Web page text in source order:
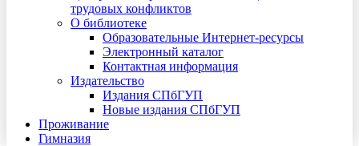
трудовых конфликтов
О библиотеке
Образовательные Интернет-ресурсы
Электронный каталог
Контактная информация
Издательство
Издания СПбГУП
Новые издания СПбГУП
Проживание
Гимназия